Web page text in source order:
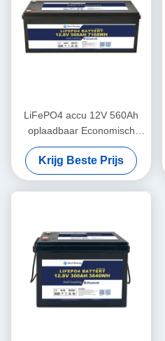
LiFePO4 accu 12V 560Ah
oplaadbaar Economisch
5000 cycli 12v Lifepo4 accu
Krijg Beste Prijs